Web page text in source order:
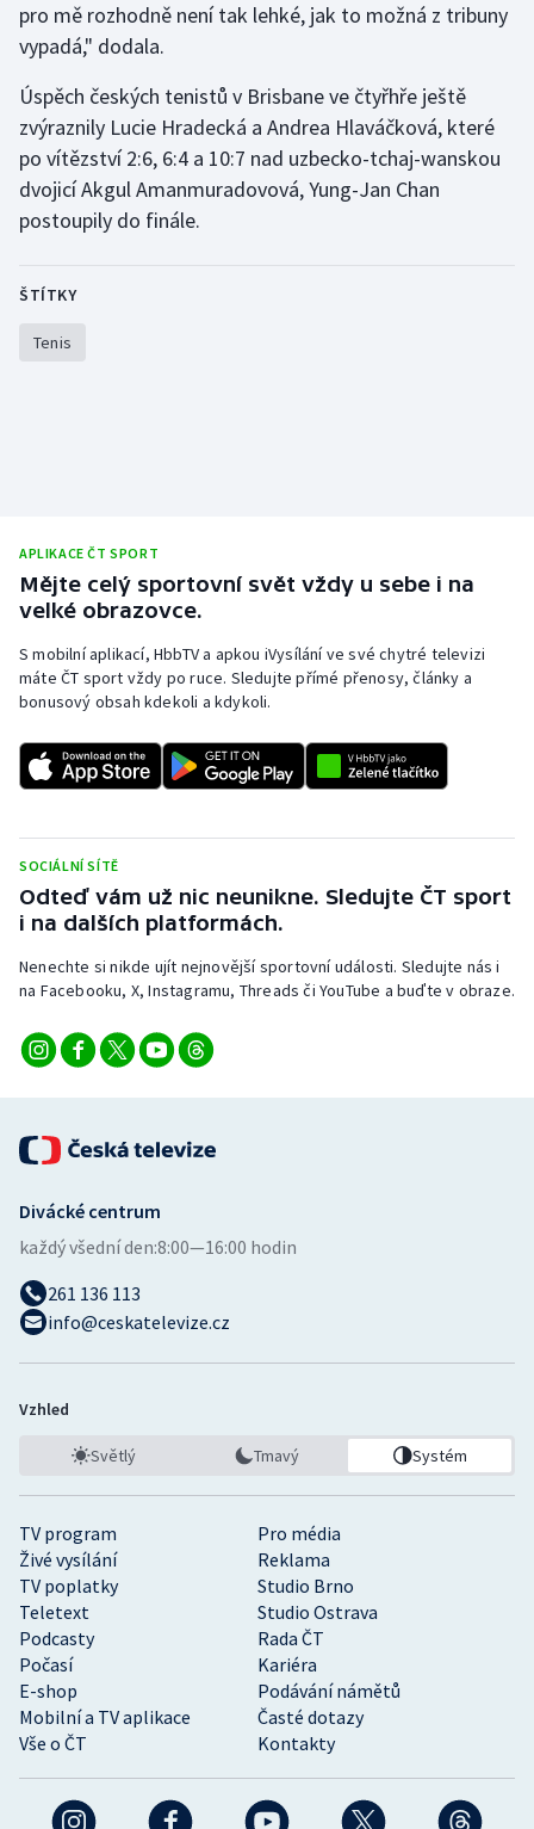
Rychlobruslení
Short track
Sportovní střelba
Triatlon
pro mě rozhodně není tak lehké, jak to možná z tribuny
vypadá," dodala.
Úspěch českých tenistů v Brisbane ve čtyřhře ještě
zvýraznily Lucie Hradecká a Andrea Hlaváčková, které
po vítězství 2:6, 6:4 a 10:7 nad uzbecko-tchaj-wanskou
dvojicí Akgul Amanmuradovová, Yung-Jan Chan
postoupily do finále.
ŠTÍTKY
Tenis
APLIKACE ČT SPORT
Mějte celý sportovní svět vždy u sebe i na
velké obrazovce.
S mobilní aplikací, HbbTV a apkou iVysílání ve své chytré televizi
máte ČT sport vždy po ruce. Sledujte přímé přenosy, články a
bonusový obsah kdekoli a kdykoli.
SOCIÁLNÍ SÍTĚ
Odteď vám už nic neunikne. Sledujte ČT sport
i na dalších platformách.
Nenechte si nikde ujít nejnovější sportovní události. Sledujte nás i
na Facebooku, X, Instagramu, Threads či YouTube a buďte v obraze.
TV program
Pro média
Živé vysílání
Reklama
TV poplatky
Studio Brno
Teletext
Studio Ostrava
Podcasty
Rada ČT
Počasí
Kariéra
E-shop
Podávání námětů
Mobilní a TV aplikace
Časté dotazy
Vše o ČT
Kontakty
Divácké centrum
každý všední den:8:00—16:00 hodin
261 136 113
info@ceskatelevize.cz
Vzhled
Světlý Tmavý Systém